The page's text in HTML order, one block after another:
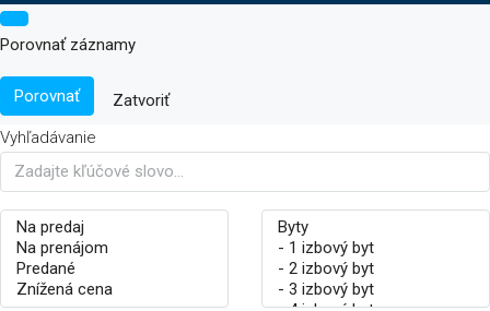
Porovnať záznamy
Porovnať
Zatvoriť
Vyhľadávanie